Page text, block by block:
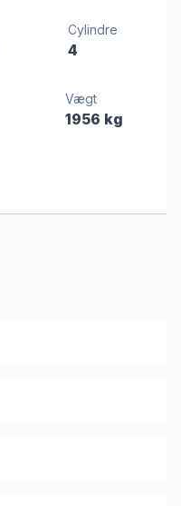
Cylindre
4
Vægt
1956 kg